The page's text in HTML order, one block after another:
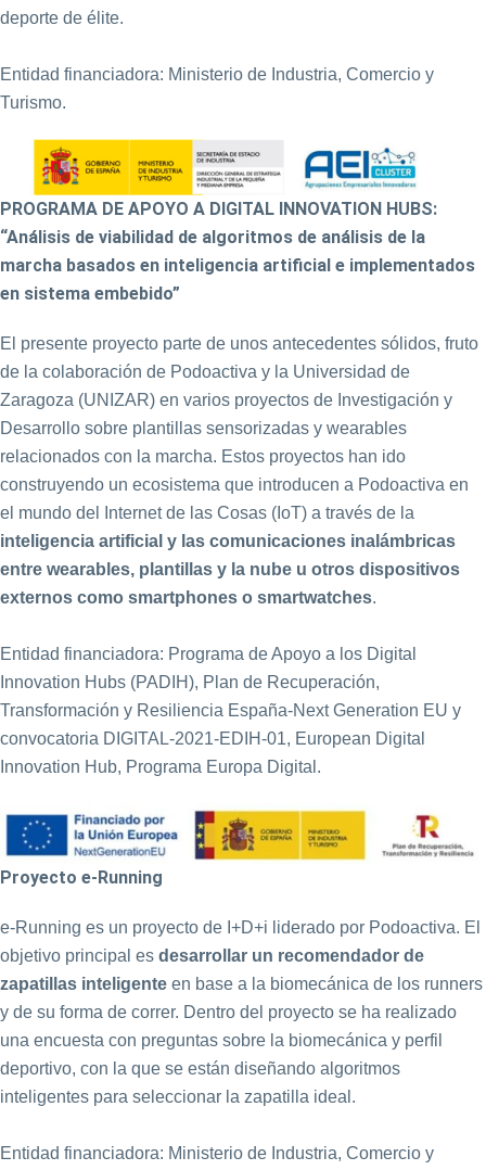
deporte de élite.
Entidad financiadora: Ministerio de Industria, Comercio y
Turismo.
PROGRAMA DE APOYO A DIGITAL INNOVATION HUBS:
“Análisis de viabilidad de algoritmos de análisis de la
marcha basados en inteligencia artificial e implementados
en sistema embebido”
El presente proyecto parte de unos antecedentes sólidos, fruto
de la colaboración de Podoactiva y la Universidad de
Zaragoza (UNIZAR) en varios proyectos de Investigación y
Desarrollo sobre plantillas sensorizadas y wearables
relacionados con la marcha. Estos proyectos han ido
construyendo un ecosistema que introducen a Podoactiva en
el mundo del Internet de las Cosas (IoT) a través de la
inteligencia artificial y las comunicaciones inalámbricas
entre wearables, plantillas y la nube u otros dispositivos
externos como smartphones o smartwatches.
Entidad financiadora: Programa de Apoyo a los Digital
Innovation Hubs (PADIH), Plan de Recuperación,
Transformación y Resiliencia España-Next Generation EU y
convocatoria DIGITAL-2021-EDIH-01, European Digital
Innovation Hub, Programa Europa Digital.
Proyecto e-Running
e-Running es un proyecto de I+D+i liderado por Podoactiva. El
objetivo principal es desarrollar un recomendador de
zapatillas inteligente en base a la biomecánica de los runners
y de su forma de correr. Dentro del proyecto se ha realizado
una encuesta con preguntas sobre la biomecánica y perfil
deportivo, con la que se están diseñando algoritmos
inteligentes para seleccionar la zapatilla ideal.
Entidad financiadora: Ministerio de Industria, Comercio y